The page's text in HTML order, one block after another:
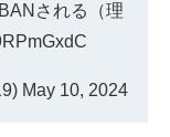
される（理
May 10, 2024